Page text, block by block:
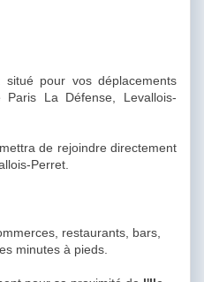
situé pour vos déplacements
La Défense, Levallois-
de rejoindre directement
Perret.
restaurants, bars,
minutes à pieds.